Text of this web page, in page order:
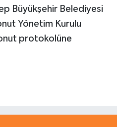
Büyükşehir Belediyesi
Yönetim Kurulu
protokolüne